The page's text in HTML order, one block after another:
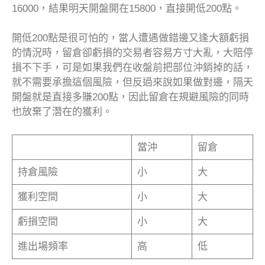
16000，結果明天開盤開在15800，直接開低200點。
開低200點是很可怕的，當人遭遇做錯邊又逢大額虧損
的情況時，留倉卻虧損的交易者容易方寸大亂，大賠停
損不下手，可是如果我們在收盤前把部位沖銷掉的話，
就不需要承擔這個風險，但反過來說如果做對邊，隔天
開盤就是直接多賺200點，因此留倉在規避風險的同時
也放棄了潛在的獲利。
當沖 留倉
持倉風險 小 大
獲利空間 小 大
虧損空間 小 大
進出場頻率 高 低